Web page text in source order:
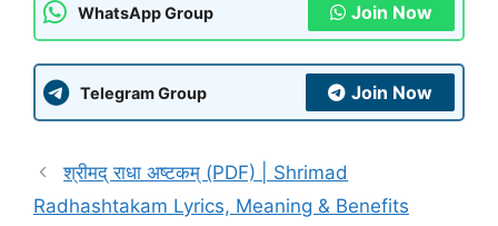
WhatsApp Group Join Now
Telegram Group Join Now
श्रीमद् राधा अष्टकम् (PDF) | Shrimad
Radhashtakam Lyrics, Meaning & Benefits